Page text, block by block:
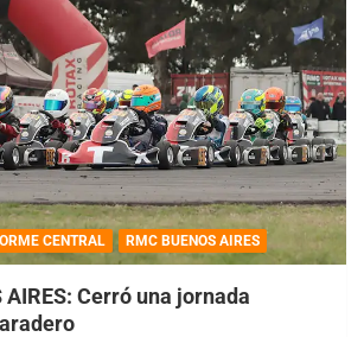
CENTRAL RMC BUENOS AIRES
AIRES: Cerró una jornada